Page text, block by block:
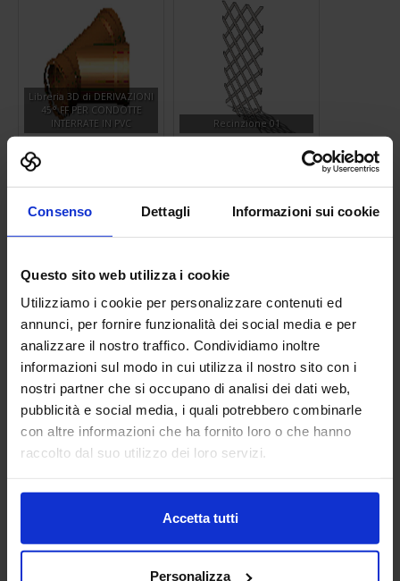
Consenso Dettagli Informazioni sui cookie
Questo sito web utilizza i cookie
Utilizziamo i cookie per personalizzare contenuti ed
annunci, per fornire funzionalità dei social media e per
analizzare il nostro traffico. Condividiamo inoltre
informazioni sul modo in cui utilizza il nostro sito con i
nostri partner che si occupano di analisi dei dati web,
pubblicità e social media, i quali potrebbero combinarle
con altre informazioni che ha fornito loro o che hanno
raccolto dal suo utilizzo dei loro servizi.
Accetta tutti
Personalizza
Libreria 3D di DERIVAZIONI
45° FF PER CONDOTTE
INTERRATE IN PVC
Recinzione 01
Bidet 09 Idrante soprasuolo
Sagoma uomo 07
Categorie Blocchi CAD